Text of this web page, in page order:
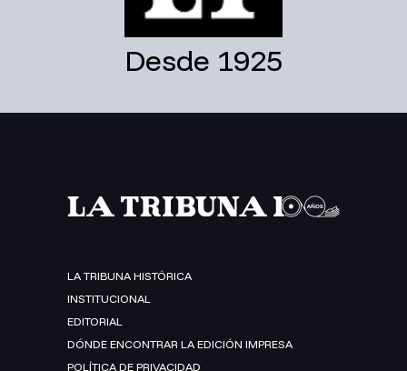
Desde 1925
LA TRIBUNA HISTÓRICA
INSTITUCIONAL
EDITORIAL
DÓNDE ENCONTRAR LA EDICIÓN IMPRESA
POLÍTICA DE PRIVACIDAD